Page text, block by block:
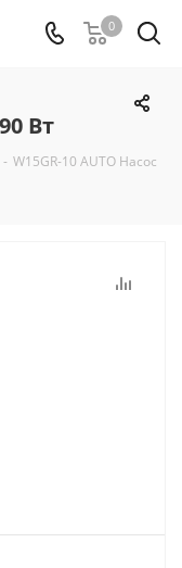
0
Вт
- W15GR-10 AUTO Насос